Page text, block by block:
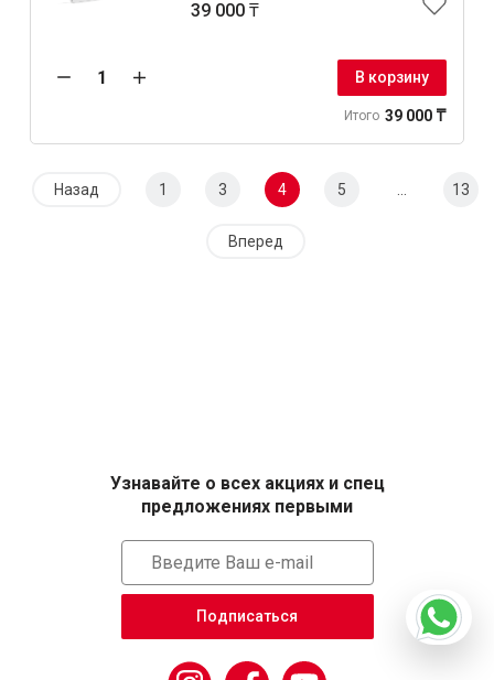
39 000 ₸
В корзину
Итого 39 000 ₸
Назад 1 3 4 5 13
Вперед
Узнавайте о всех акциях и спец
предложениях первыми
Подписаться